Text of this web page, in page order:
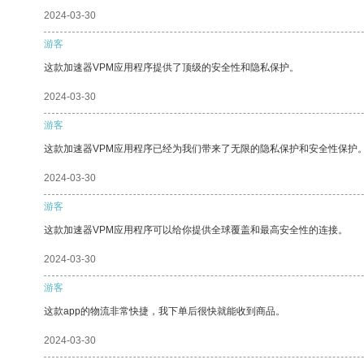
2024-03-30
游客
这款加速器VPM应用程序提供了顶级的安全性和隐私保护。
2024-03-30
游客
这款加速器VPM应用程序已经为我们带来了无限的隐私保护和安全性保护
2024-03-30
游客
这款加速器VPM应用程序可以给你提供全球覆盖和最高安全性的连接。
2024-03-30
游客
这款app的物流非常快捷，我下单后很快就能收到商品。
2024-03-30